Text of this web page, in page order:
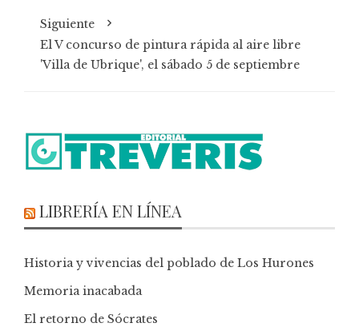
Siguiente
El V concurso de pintura rápida al aire libre
'Villa de Ubrique', el sábado 5 de septiembre
LIBRERÍA EN LÍNEA
Historia y vivencias del poblado de Los Hurones
Memoria inacabada
El retorno de Sócrates